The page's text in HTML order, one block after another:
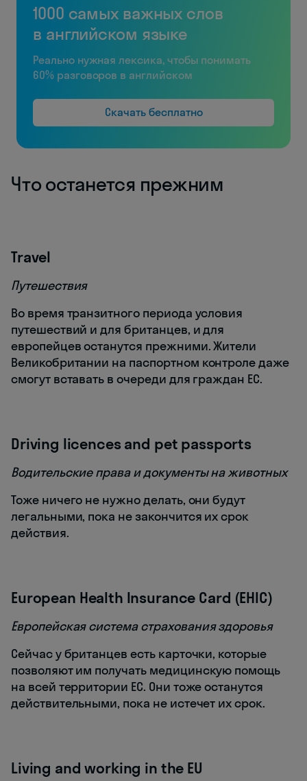
1000 самых важных слов
в английском языке
Реально нужная лексика, чтобы понимать
60% разговоров в английском
Скачать бесплатно
Что останется прежним
Travel
Путешествия
Во время транзитного периода условия
путешествий и для британцев, и для
европейцев останутся прежними. Жители
Великобритании на паспортном контроле даже
смогут вставать в очереди для граждан ЕС.
Driving licences and pet passports
Водительские права и документы на животных
Тоже ничего не нужно делать, они будут
легальными, пока не закончится их срок
действия.
European Health Insurance Card (EHIC)
Европейская система страхования здоровья
Сейчас у британцев есть карточки, которые
позволяют им получать медицинскую помощь
на всей территории ЕС. Они тоже останутся
действительными, пока не истечет их срок.
Living and working in the EU